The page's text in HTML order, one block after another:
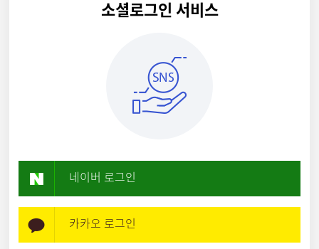
소셜로그인 서비스
네이버 로그인
카카오 로그인